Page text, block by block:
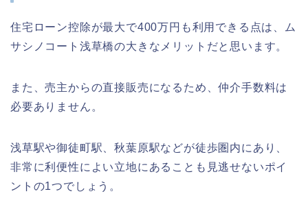
住宅ローン控除が最大で400万円も利用できる点は、ム
サシノコート浅草橋の大きなメリットだと思います。
また、売主からの直接販売になるため、仲介手数料は
必要ありません。
浅草駅や御徒町駅、秋葉原駅などが徒歩圏内にあり、
非常に利便性によい立地にあることも見逃せないポイ
ントの1つでしょう。